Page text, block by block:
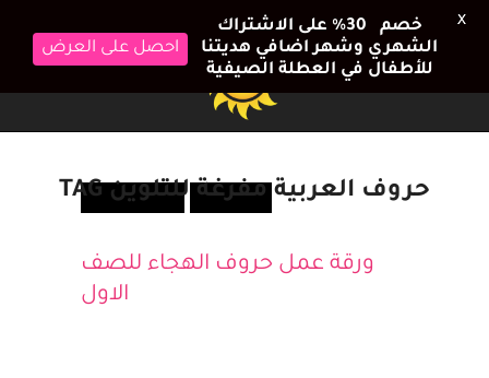
حروف العربية مفرغة للتلوين TAG
ورقة عمل حروف الهجاء للصف
الاول
خصم 30٪ على الاشتراك
الشهري وشهر اضافي هديتنا
للأطفال في العطلة الصيفية
احصل على العرض
X